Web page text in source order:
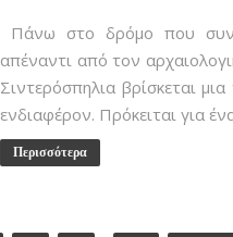
Πάνω στο δρόμο που
απέναντι από τον
Σιντερόσπηλια βρίσκεται
ενδιαφέρον. Πρόκειται για
Περισσότερα